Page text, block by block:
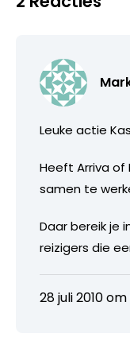
Leuke actie
Heeft Arriva of
samen te
Daar bereik je
reizigers die
28 juli 2010